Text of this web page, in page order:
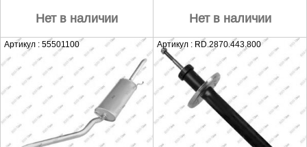
Нет в наличии Нет в наличии
Артикул : 55501100 Артикул : RD.2870.443.800